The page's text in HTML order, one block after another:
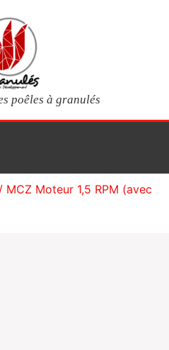
poêles à granulés
/ MCZ Moteur 1,5 RPM (avec